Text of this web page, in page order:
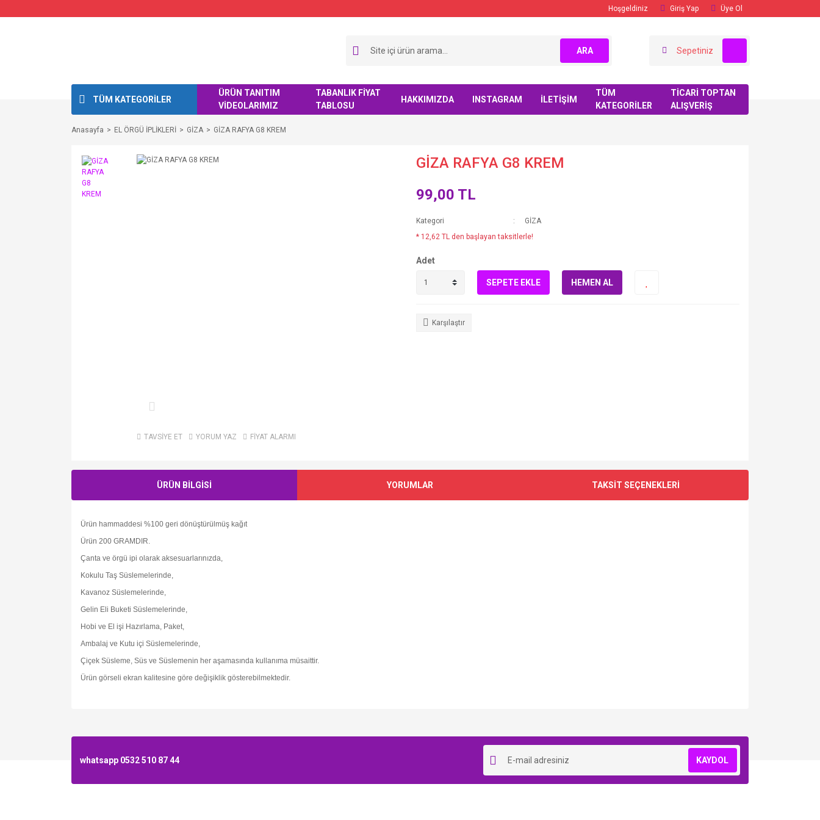
Hoşgeldiniz Giriş Yap Üye Ol
ARA Sepetiniz
TÜM KATEGORİLER
ÜRÜN TANITIM
VİDEOLARIMIZ
TABANLIK FİYAT
TABLOSU
HAKKIMIZDA INSTAGRAM İLETİŞİM
TÜM
KATEGORİLER
TİCARİ TOPTAN
ALIŞVERİŞ
Anasayfa EL ÖRGÜ İPLİKLERİ GİZA GİZA RAFYA G8 KREM
TAVSİYE ET YORUM YAZ FİYAT ALARMI
GİZA RAFYA G8 KREM
99,00 TL
Kategori
GİZA
* 12,62 TL den başlayan taksitlerle!
Adet
SEPETE EKLE HEMEN AL
Karşılaştır
ÜRÜN BİLGİSİ YORUMLAR TAKSİT SEÇENEKLERİ
Ürün hammaddesi %100 geri dönüştürülmüş kağıt
Ürün 200 GRAMDIR.
Çanta ve örgü ipi olarak aksesuarlarınızda,
Kokulu Taş Süslemelerinde,
Kavanoz Süslemelerinde,
Gelin Eli Buketi Süslemelerinde,
Hobi ve El işi Hazırlama, Paket,
Ambalaj ve Kutu içi Süslemelerinde,
Çiçek Süsleme, Süs ve Süslemenin her aşamasında kullanıma müsaittir.
Ürün görseli ekran kalitesine göre değişiklik gösterebilmektedir.
whatsapp 0532 510 87 44 KAYDOL